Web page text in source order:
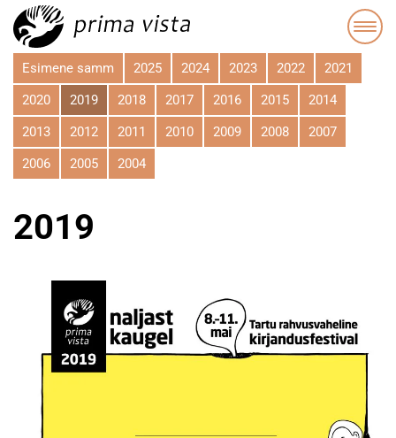
Esimene samm 2025 2024 2023 2022
2021
2020
2019 2018 2017 2016 2015
2014
2013
2012 2011 2010 2009 2008
2007
2006
2005 2004
2019